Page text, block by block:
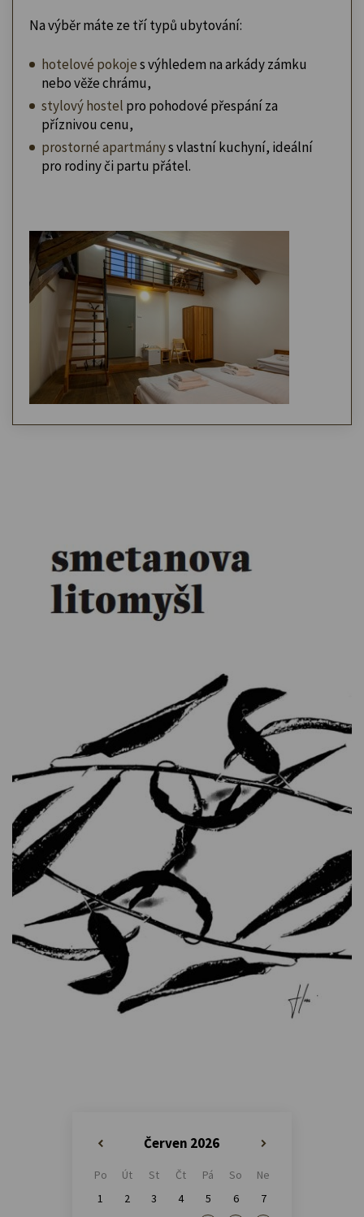
Na výběr máte ze tří typů ubytování:
hotelové pokojes výhledem na arkády zámku
nebo věže chrámu,
stylový hostel pro pohodové přespání za
příznivou cenu,
prostorné apartmánys vlastní kuchyní, ideální
pro rodiny či partu přátel.
Červen 2026
Po Út St Čt Pá So
Ne
1
2 3 4 5 6
7